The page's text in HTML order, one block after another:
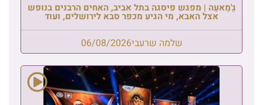
גַ'מַאעַה | מפגש פיסגה בתל אביב, האחים הרבנים בנופש
אצל האבא, מי הגיע מכפר סבא לירושלים, ועוד
שלמה שרעבי06/08/2026